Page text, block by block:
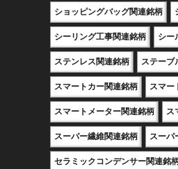
ショッピングバッグ関連銘柄
シーリング工事関連銘柄 シー
ステンレス関連銘柄 ステーブ
スマートカー関連銘柄 スマー
スマートメーター関連銘柄 ス
スーパー繊維関連銘柄 スーパ
セラミックコンデンサー関連銘